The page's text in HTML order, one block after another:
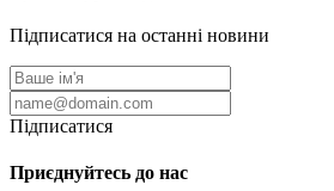
Підписатися на останні новини
Підписатися
Приєднуйтесь до нас